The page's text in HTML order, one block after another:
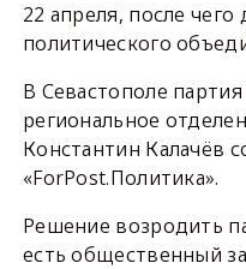
22 апреля, после
политического
В Севастополе
региональное
Константин Калачёв
«ForPost.Политика».
Решение возродить
есть общественный